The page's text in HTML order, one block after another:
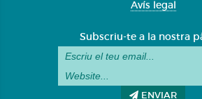
Avís legal
Subscriu-te a la nostra
ENVIAR